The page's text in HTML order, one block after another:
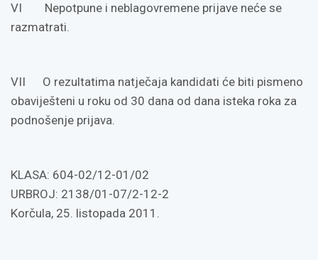
VI Nepotpune i neblagovremene prijave neće se
razmatrati.
VII O rezultatima natječaja kandidati će biti pismeno
obaviješteni u roku od 30 dana od dana isteka roka za
podnošenje prijava.
KLASA: 604-02/12-01/02
URBROJ: 2138/01-07/2-12-2
Korčula, 25. listopada 2011.